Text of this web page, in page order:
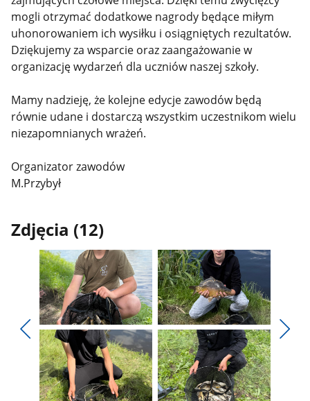
mogli otrzymać dodatkowe nagrody będące miłym
uhonorowaniem ich wysiłku i osiągniętych rezultatów.
Dziękujemy za wsparcie oraz zaangażowanie w
organizację wydarzeń dla uczniów naszej szkoły.
Mamy nadzieję, że kolejne edycje zawodów będą
równie udane i dostarczą wszystkim uczestnikom wielu
niezapomnianych wrażeń.
Organizator zawodów
M.Przybył
Zdjęcia (12)
Pokaż
poprzednie
zdjęcia
Pokaż
zdjęcie
1
z
galerii.
Pokaż
zdjęcie
2
z
galerii.